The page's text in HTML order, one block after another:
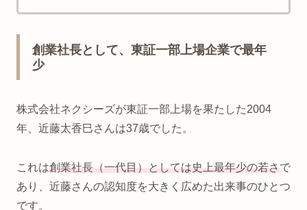
創業社長として、東証一部上場企業で最年
少
株式会社ネクシーズが東証一部上場を果たした2004
年、近藤太香巳さんは37歳でした。
これは創業社長（一代目）としては史上最年少の若さで
あり、近藤さんの認知度を大きく広めた出来事のひとつ
です。